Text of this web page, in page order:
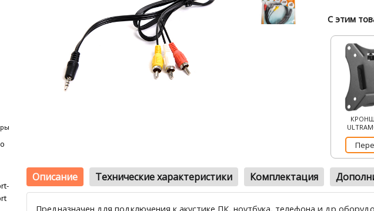
С этим
Описание Технические характеристики Комплектация